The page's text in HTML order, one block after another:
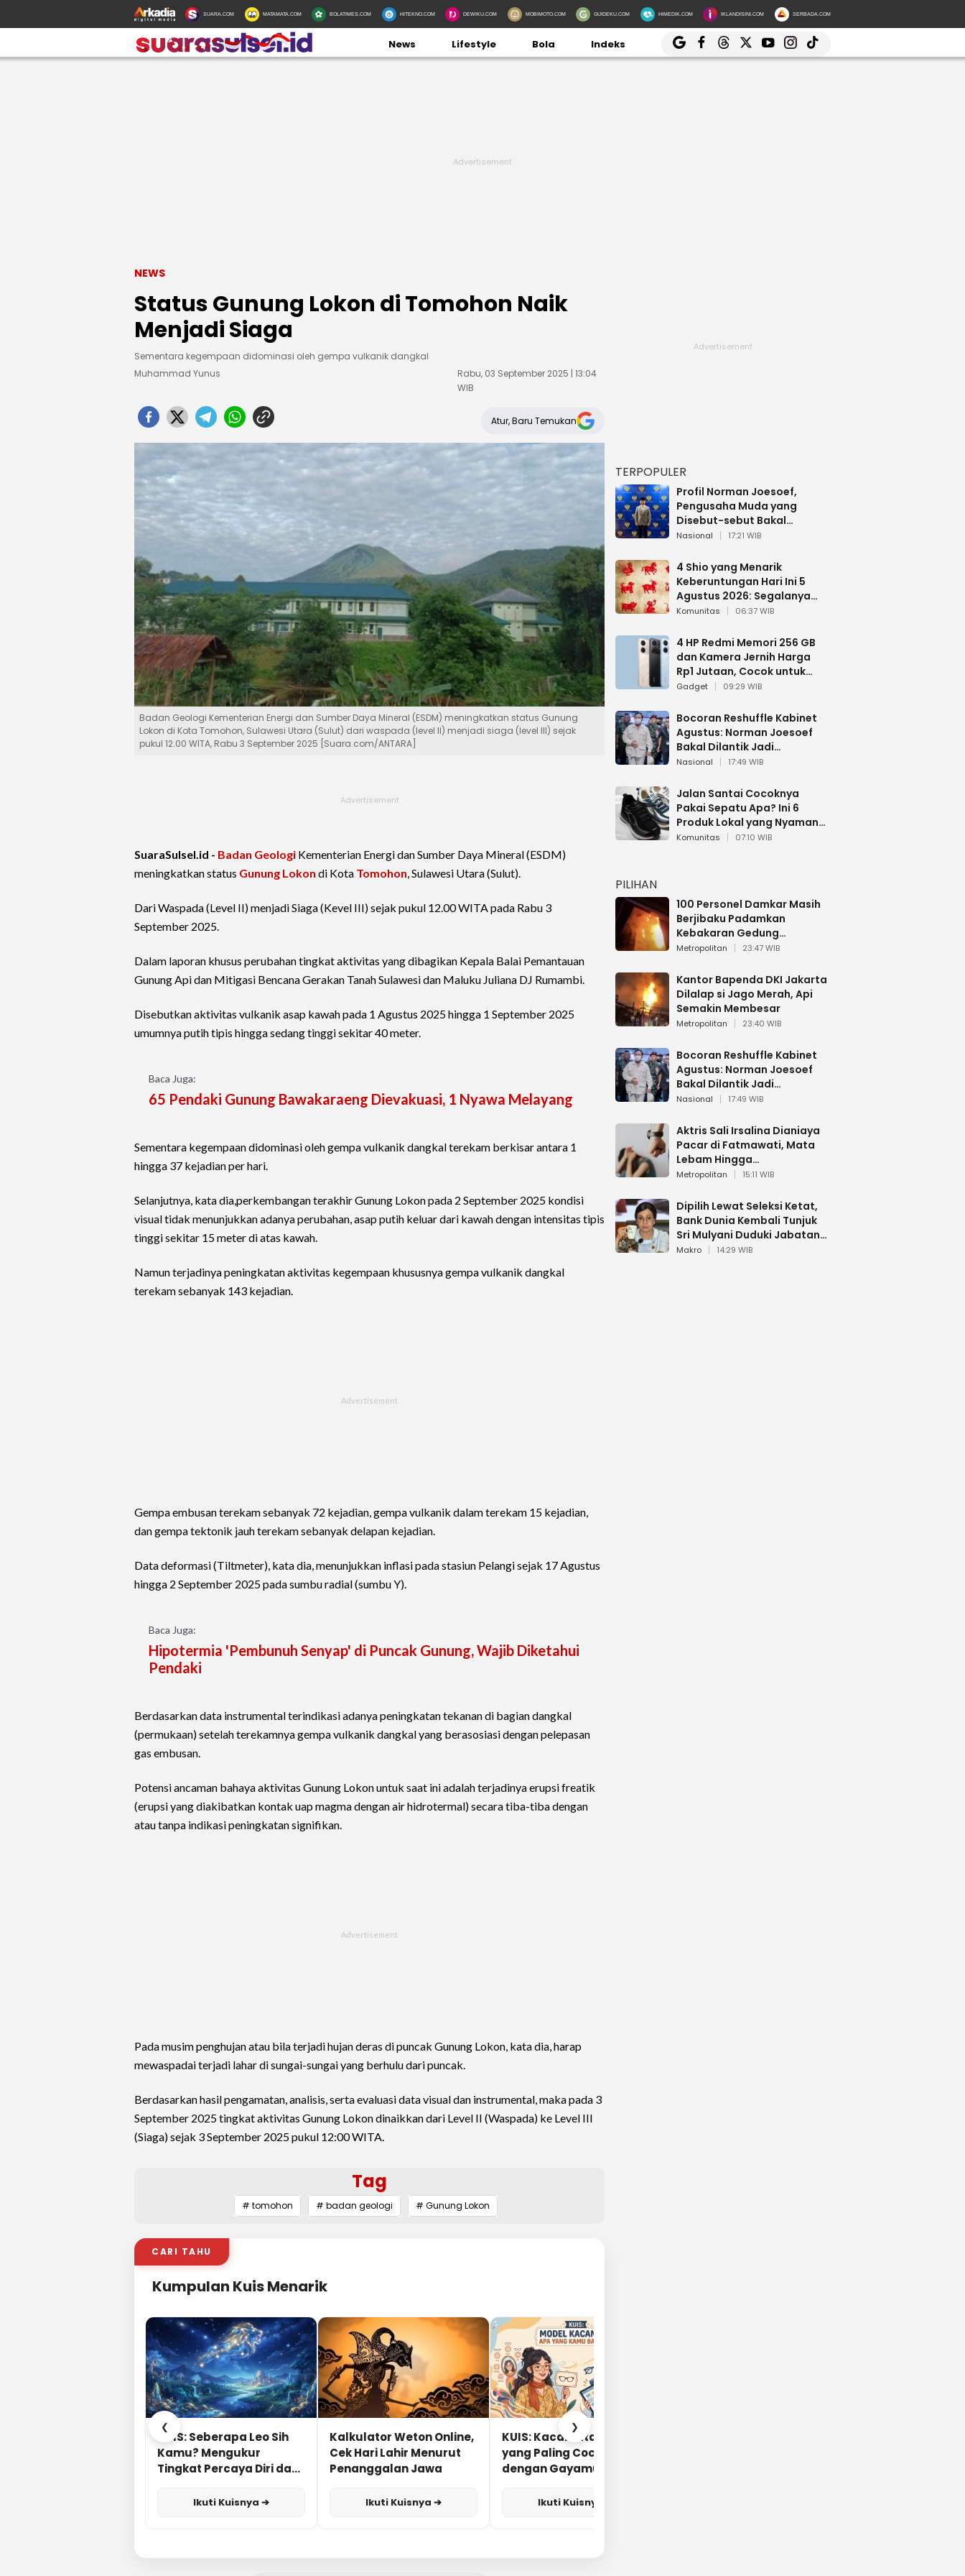
SUARA.COM MATAMATA.COM BOLATIMES.COM HITEKNO.COM DEWIKU.COM MOBIMOTO.COM GUIDEKU.COM HIMEDIK.COM IKLANDISINI.COM SERBADA.COM
News Lifestyle Bola Indeks
NEWS
Status Gunung Lokon di Tomohon Naik
Menjadi Siaga
Sementara kegempaan didominasi oleh gempa vulkanik dangkal
Muhammad Yunus
Rabu, 03 September 2025 | 13:04
WIB
Atur, Baru Temukan
Badan Geologi Kementerian Energi dan Sumber Daya Mineral (ESDM) meningkatkan status Gunung
Lokon di Kota Tomohon, Sulawesi Utara (Sulut) dari waspada (level II) menjadi siaga (level III) sejak
pukul 12.00 WITA, Rabu 3 September 2025 [Suara.com/ANTARA]
SuaraSulsel.id - Badan Geologi Kementerian Energi dan Sumber Daya Mineral (ESDM)
meningkatkan status Gunung Lokon di Kota Tomohon, Sulawesi Utara (Sulut).
Dari Waspada (Level II) menjadi Siaga (Kevel III) sejak pukul 12.00 WITA pada Rabu 3
September 2025.
Dalam laporan khusus perubahan tingkat aktivitas yang dibagikan Kepala Balai Pemantauan
Gunung Api dan Mitigasi Bencana Gerakan Tanah Sulawesi dan Maluku Juliana DJ Rumambi.
Disebutkan aktivitas vulkanik asap kawah pada 1 Agustus 2025 hingga 1 September 2025
umumnya putih tipis hingga sedang tinggi sekitar 40 meter.
Baca Juga:
65 Pendaki Gunung Bawakaraeng Dievakuasi, 1 Nyawa Melayang
Sementara kegempaan didominasi oleh gempa vulkanik dangkal terekam berkisar antara 1
hingga 37 kejadian per hari.
Selanjutnya, kata dia,perkembangan terakhir Gunung Lokon pada 2 September 2025 kondisi
visual tidak menunjukkan adanya perubahan, asap putih keluar dari kawah dengan intensitas tipis
tinggi sekitar 15 meter di atas kawah.
Namun terjadinya peningkatan aktivitas kegempaan khususnya gempa vulkanik dangkal
terekam sebanyak 143 kejadian.
Gempa embusan terekam sebanyak 72 kejadian, gempa vulkanik dalam terekam 15 kejadian,
dan gempa tektonik jauh terekam sebanyak delapan kejadian.
Data deformasi (Tiltmeter), kata dia, menunjukkan inflasi pada stasiun Pelangi sejak 17 Agustus
hingga 2 September 2025 pada sumbu radial (sumbu Y).
Baca Juga:
Hipotermia 'Pembunuh Senyap' di Puncak Gunung, Wajib Diketahui
Pendaki
Berdasarkan data instrumental terindikasi adanya peningkatan tekanan di bagian dangkal
(permukaan) setelah terekamnya gempa vulkanik dangkal yang berasosiasi dengan pelepasan
gas embusan.
Potensi ancaman bahaya aktivitas Gunung Lokon untuk saat ini adalah terjadinya erupsi freatik
(erupsi yang diakibatkan kontak uap magma dengan air hidrotermal) secara tiba-tiba dengan
atau tanpa indikasi peningkatan signifikan.
Pada musim penghujan atau bila terjadi hujan deras di puncak Gunung Lokon, kata dia, harap
mewaspadai terjadi lahar di sungai-sungai yang berhulu dari puncak.
Berdasarkan hasil pengamatan, analisis, serta evaluasi data visual dan instrumental, maka pada 3
September 2025 tingkat aktivitas Gunung Lokon dinaikkan dari Level II (Waspada) ke Level III
(Siaga) sejak 3 September 2025 pukul 12:00 WITA.
Tag
# tomohon # badan geologi # Gunung Lokon
CARI TAHU
Kumpulan Kuis Menarik
❮
KUIS: Seberapa Leo Sih
Kamu? Mengukur
Tingkat Percaya Diri dan
Ikuti Kuisnya ➔
Kalkulator Weton Online,
Cek Hari Lahir Menurut
Penanggalan Jawa
Ikuti Kuisnya ➔
KUIS: Kacamata Apa
yang Paling Cocok
dengan Gayamu?
Ikuti Kuisnya ➔
❯
TERPOPULER
Profil Norman Joesoef,
Pengusaha Muda yang
Disebut-sebut Bakal
Dilantik Jadi Wamenhan RI
Nasional 17:21 WIB
4 Shio yang Menarik
Keberuntungan Hari Ini 5
Agustus 2026: Segalanya
Berjalan Lancar
Komunitas 06:37 WIB
4 HP Redmi Memori 256 GB
dan Kamera Jernih Harga
Rp1 Jutaan, Cocok untuk
Multitasking
Gadget 09:29 WIB
Bocoran Reshuffle Kabinet
Agustus: Norman Joesoef
Bakal Dilantik Jadi
Wamenhan RI
Nasional 17:49 WIB
Jalan Santai Cocoknya
Pakai Sepatu Apa? Ini 6
Produk Lokal yang Nyaman
Buat 17 Agustusan
Komunitas 07:10 WIB
PILIHAN
100 Personel Damkar Masih
Berjibaku Padamkan
Kebakaran Gedung
Bapenda DKI
Metropolitan 23:47 WIB
Kantor Bapenda DKI Jakarta
Dilalap si Jago Merah, Api
Semakin Membesar
Metropolitan 23:40 WIB
Bocoran Reshuffle Kabinet
Agustus: Norman Joesoef
Bakal Dilantik Jadi
Wamenhan RI
Nasional 17:49 WIB
Aktris Sali Irsalina Dianiaya
Pacar di Fatmawati, Mata
Lebam Hingga
Diselamatkan Polantas
Metropolitan 15:11 WIB
Dipilih Lewat Seleksi Ketat,
Bank Dunia Kembali Tunjuk
Sri Mulyani Duduki Jabatan
Strategis
Makro 14:29 WIB